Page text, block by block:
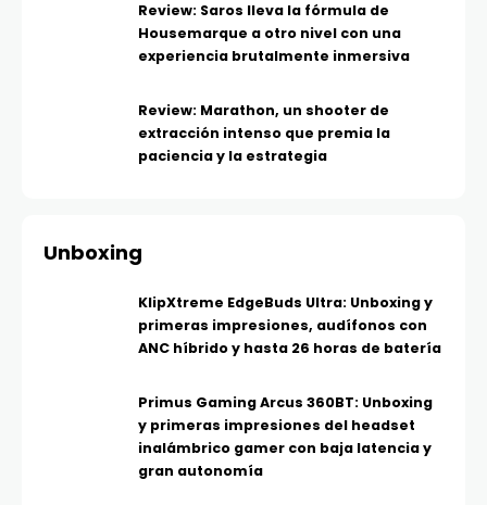
Review: Saros lleva la fórmula de
Housemarque a otro nivel con una
experiencia brutalmente inmersiva
Review: Marathon, un shooter de
extracción intenso que premia la
paciencia y la estrategia
Unboxing
KlipXtreme EdgeBuds Ultra: Unboxing y
primeras impresiones, audífonos con
ANC híbrido y hasta 26 horas de batería
Primus Gaming Arcus 360BT: Unboxing
y primeras impresiones del headset
inalámbrico gamer con baja latencia y
gran autonomía